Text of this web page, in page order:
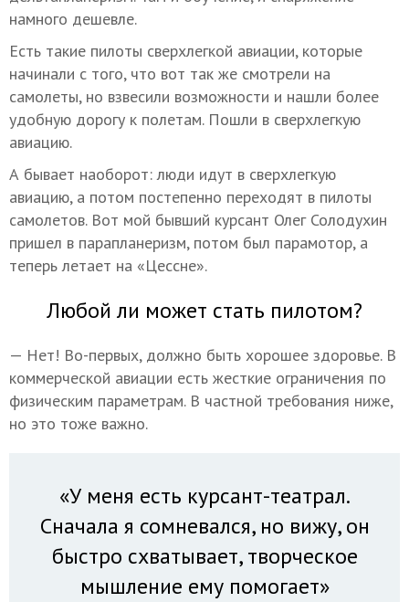
намного дешевле.
Есть такие пилоты сверхлегкой авиации, которые
начинали с того, что вот так же смотрели на
самолеты, но взвесили возможности и нашли более
удобную дорогу к полетам. Пошли в сверхлегкую
авиацию.
А бывает наоборот: люди идут в сверхлегкую
авиацию, а потом постепенно переходят в пилоты
самолетов. Вот мой бывший курсант Олег Солодухин
пришел в парапланеризм, потом был парамотор, а
теперь летает на «Цессне».
Любой ли может стать пилотом?
— Нет! Во-первых, должно быть хорошее здоровье. В
коммерческой авиации есть жесткие ограничения по
физическим параметрам. В частной требования ниже,
но это тоже важно.
«У меня есть курсант-театрал.
Сначала я сомневался, но вижу, он
быстро схватывает, творческое
мышление ему помогает»